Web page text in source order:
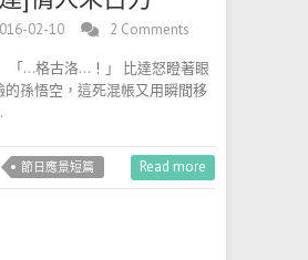
02-10 2 Comments
「…格古洛…！」 比達怒瞪著眼
的孫悟空，這死混帳又用瞬間移
節日應景短篇 Read more